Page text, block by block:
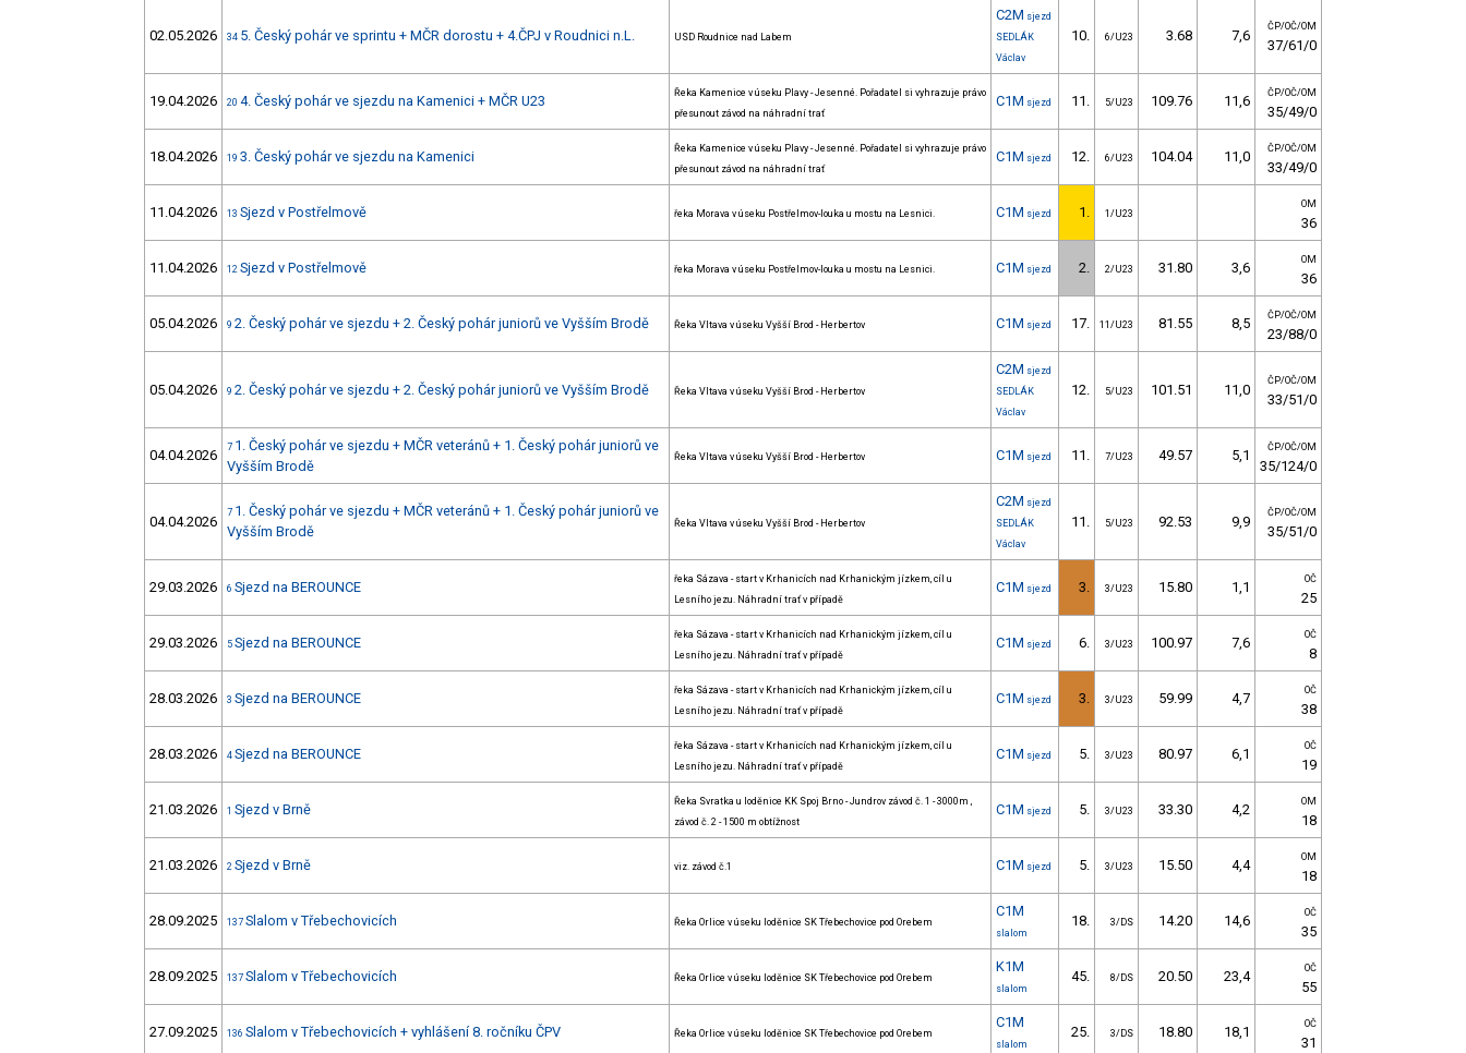
02.05.2026 34 5. Český pohár ve sprintu + MČR dorostu + 4.ČPJ v Roudnici n.L. USD Roudnice nad Labem
C2M sjezd
SEDLÁK
Václav
10. 6/U23 3.68 7,6
ČP/OČ/OM
37/61/0
19.04.2026 20 4. Český pohár ve sjezdu na Kamenici + MČR U23
Řeka Kamenice v úseku Plavy - Jesenné. Pořadatel si vyhrazuje právo
přesunout závod na náhradní trať
C1M sjezd 11. 5/U23 109.76 11,6 ČP/OČ/OM
35/49/0
18.04.2026 19 3. Český pohár ve sjezdu na Kamenici
Řeka Kamenice v úseku Plavy - Jesenné. Pořadatel si vyhrazuje právo
přesunout závod na náhradní trať
C1M sjezd 12. 6/U23 104.04 11,0 ČP/OČ/OM
33/49/0
11.04.2026 13 Sjezd v Postřelmově řeka Morava v úseku Postřelmov-louka u mostu na Lesnici. C1M sjezd 1. 1/U23
OM
36
11.04.2026 12 Sjezd v Postřelmově řeka Morava v úseku Postřelmov-louka u mostu na Lesnici. C1M sjezd 2. 2/U23 31.80 3,6 OM
36
05.04.2026 9 2. Český pohár ve sjezdu + 2. Český pohár juniorů ve Vyšším Brodě Řeka Vltava v úseku Vyšší Brod - Herbertov C1M sjezd 17. 11/U23 81.55 8,5 ČP/OČ/OM
23/88/0
05.04.2026 9 2. Český pohár ve sjezdu + 2. Český pohár juniorů ve Vyšším Brodě Řeka Vltava v úseku Vyšší Brod - Herbertov
C2M sjezd
SEDLÁK
Václav
12. 5/U23 101.51 11,0
ČP/OČ/OM
33/51/0
04.04.2026 7 1. Český pohár ve sjezdu + MČR veteránů + 1. Český pohár juniorů ve
Vyšším Brodě
Řeka Vltava v úseku Vyšší Brod - Herbertov C1M sjezd 11. 7/U23 49.57 5,1 ČP/OČ/OM
35/124/0
04.04.2026
7 1. Český pohár ve sjezdu + MČR veteránů + 1. Český pohár juniorů ve
Vyšším Brodě
Řeka Vltava v úseku Vyšší Brod - Herbertov
C2M sjezd
SEDLÁK
Václav
11. 5/U23 92.53 9,9
ČP/OČ/OM
35/51/0
29.03.2026 6 Sjezd na BEROUNCE
řeka Sázava - start v Krhanicích nad Krhanickým jízkem, cíl u
Lesního jezu. Náhradní trať v případě
C1M sjezd 3. 3/U23 15.80 1,1 OČ
25
29.03.2026 5 Sjezd na BEROUNCE
řeka Sázava - start v Krhanicích nad Krhanickým jízkem, cíl u
Lesního jezu. Náhradní trať v případě
C1M sjezd 6. 3/U23 100.97 7,6 OČ
8
28.03.2026 3 Sjezd na BEROUNCE
řeka Sázava - start v Krhanicích nad Krhanickým jízkem, cíl u
Lesního jezu. Náhradní trať v případě
C1M sjezd 3. 3/U23 59.99 4,7 OČ
38
28.03.2026 4 Sjezd na BEROUNCE
řeka Sázava - start v Krhanicích nad Krhanickým jízkem, cíl u
Lesního jezu. Náhradní trať v případě
C1M sjezd 5. 3/U23 80.97 6,1 OČ
19
21.03.2026 1 Sjezd v Brně
Řeka Svratka u loděnice KK Spoj Brno - Jundrov závod č. 1 - 3000m ,
závod č. 2 - 1500 m obtížnost
C1M sjezd 5. 3/U23 33.30 4,2 OM
18
21.03.2026 2 Sjezd v Brně viz. závod č.1 C1M sjezd 5. 3/U23 15.50 4,4 OM
18
28.09.2025 137 Slalom v Třebechovicích Řeka Orlice v úseku loděnice SK Třebechovice pod Orebem
C1M
slalom
18. 3/DS 14.20 14,6 OČ
35
28.09.2025 137 Slalom v Třebechovicích Řeka Orlice v úseku loděnice SK Třebechovice pod Orebem
K1M
slalom
45. 8/DS 20.50 23,4 OČ
55
27.09.2025 136 Slalom v Třebechovicích + vyhlášení 8. ročníku ČPV Řeka Orlice v úseku loděnice SK Třebechovice pod Orebem
C1M
slalom
25. 3/DS 18.80 18,1 OČ
31